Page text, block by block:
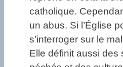
catholique.
un abus. Si l’Église
s’interroger sur le
Elle définit aussi des